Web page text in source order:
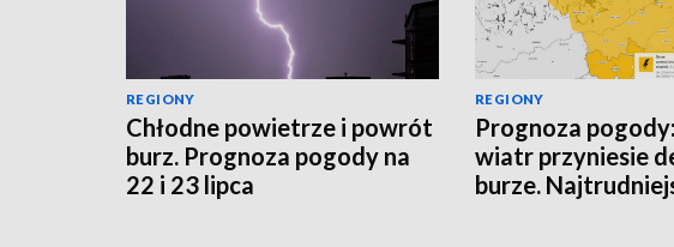
REGIONY
Chłodne powietrze i powrót
burz. Prognoza pogody na
22 i 23 lipca
REGIONY
Prognoza
wiatr przyniesie
burze.